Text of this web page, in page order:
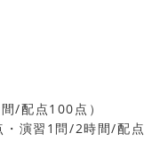
/配点100点）
演習1問/2時間/配点